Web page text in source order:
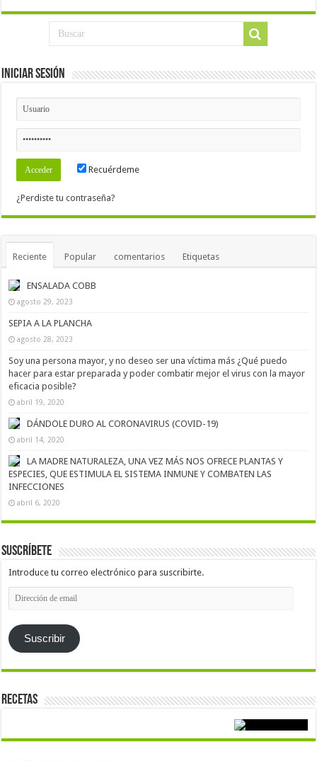
Iniciar Sesión
Recuérdeme
¿Perdiste tu contraseña?
Reciente Popular comentarios Etiquetas
ENSALADA COBB
agosto 29, 2023
SEPIA A LA PLANCHA
agosto 28, 2023
Soy una persona mayor, y no deseo ser una víctima más ¿Qué puedo
hacer para estar preparada y poder combatir mejor el virus con la mayor
eficacia posible?
abril 19, 2020
DÁNDOLE DURO AL CORONAVIRUS (COVID-19)
abril 14, 2020
LA MADRE NATURALEZA, UNA VEZ MÁS NOS OFRECE PLANTAS Y
ESPECIES, QUE ESTIMULA EL SISTEMA INMUNE Y COMBATEN LAS
INFECCIONES
abril 6, 2020
Suscríbete
Introduce tu correo electrónico para suscribirte.
Dirección
de
Suscribir
Recetas